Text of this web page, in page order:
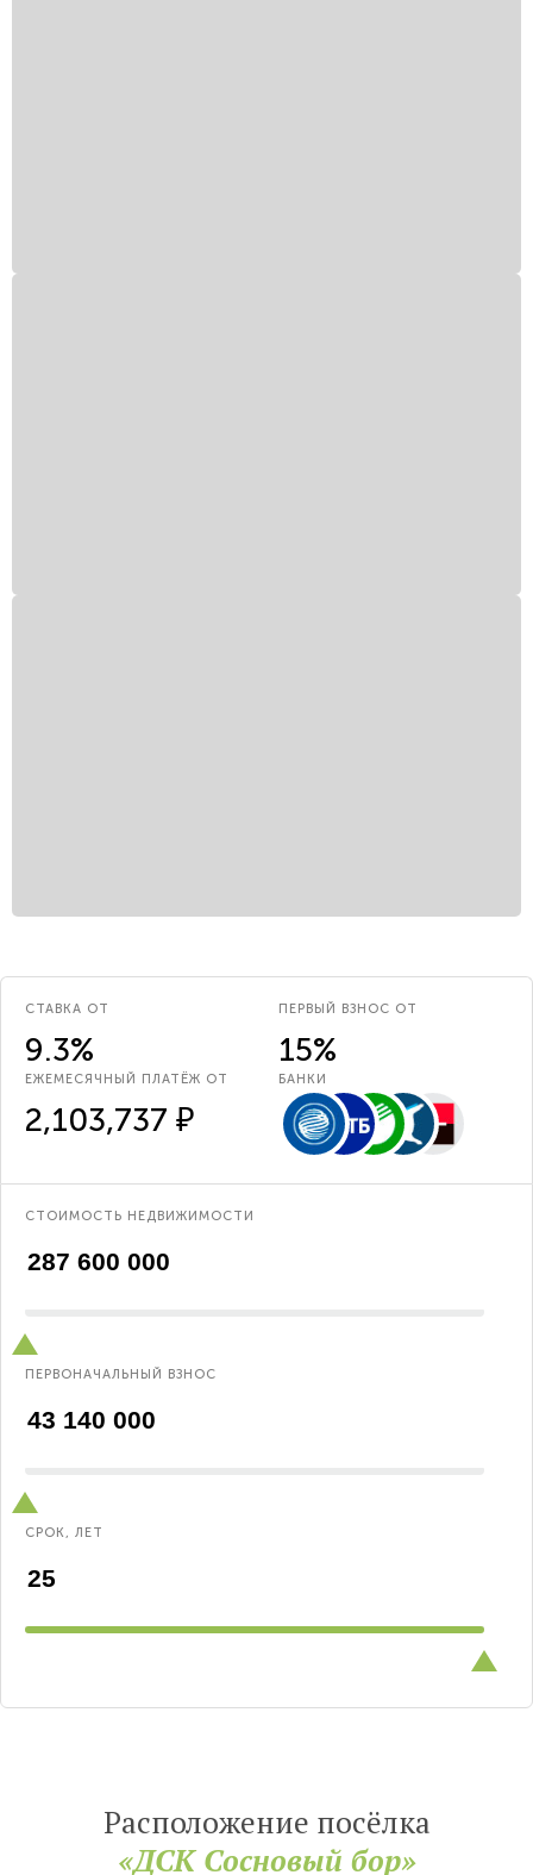
СТАВКА ОТ
9.3%
ПЕРВЫЙ ВЗНОС ОТ
15%
ЕЖЕМЕСЯЧНЫЙ ПЛАТЁЖ ОТ
2,103,737 ₽
БАНКИ
СТОИМОСТЬ НЕДВИЖИМОСТИ
ПЕРВОНАЧАЛЬНЫЙ ВЗНОС
СРОК, ЛЕТ
Расположение посёлка
«ДСК Сосновый бор»